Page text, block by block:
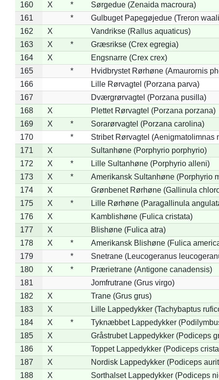
160
X *
Sørgedue (Zenaida macroura)
161
*
Gulbuget Papegøjedue (Treron
162
X
Vandrikse (Rallus aquaticus)
163
X *
Græsrikse (Crex egregia)
164
X
Engsnarre (Crex crex)
165
*
Hvidbrystet Rørhøne (Amaurornis
166
Lille Rørvagtel (Porzana parva)
167
Dværgrørvagtel (Porzana pusilla)
168
X
Plettet Rørvagtel (Porzana porzana)
169
X *
Sorarørvagtel (Porzana carolina)
170
*
Stribet Rørvagtel (Aenigmatolimnas
171
X
Sultanhøne (Porphyrio porphyrio)
172
X *
Lille Sultanhøne (Porphyrio alleni)
173
X *
Amerikansk Sultanhøne (Porphyrio
174
X
Grønbenet Rørhøne (Gallinula
175
X *
Lille Rørhøne (Paragallinula
176
X
Kamblishøne (Fulica cristata)
177
X
Blishøne (Fulica atra)
178
X *
Amerikansk Blishøne (Fulica
179
*
Snetrane (Leucogeranus
180
X *
Prærietrane (Antigone canadensis)
181
Jomfrutrane (Grus virgo)
182
X
Trane (Grus grus)
183
X
Lille Lappedykker (Tachybaptus
184
X *
Tyknæbbet Lappedykker
185
X
Gråstrubet Lappedykker (Podiceps
186
X
Toppet Lappedykker (Podiceps
187
X
Nordisk Lappedykker (Podiceps
188
X
Sorthalset Lappedykker (Podiceps